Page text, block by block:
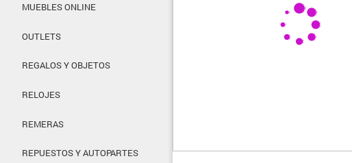
MUEBLES ONLINE
OUTLETS
REGALOS Y OBJETOS
RELOJES
REMERAS
REPUESTOS Y AUTOPARTES